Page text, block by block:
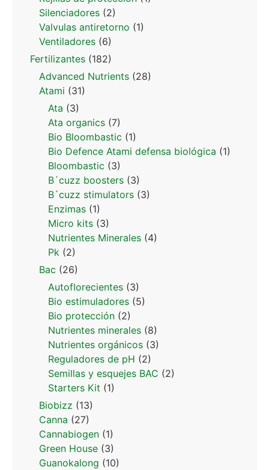
Silenciadores (2)
Valvulas antiretorno (1)
Ventiladores (6)
Fertilizantes (182)
Advanced Nutrients (28)
Atami (31)
Ata (3)
Ata organics (7)
Bio Bloombastic (1)
Bio Defence Atami defensa biológica (1)
Bloombastic (3)
B´cuzz boosters (3)
B´cuzz stimulators (3)
Enzimas (1)
Micro kits (3)
Nutrientes Minerales (4)
Pk (2)
Bac (26)
Autoflorecientes (3)
Bio estimuladores (5)
Bio protección (2)
Nutrientes minerales (8)
Nutrientes orgánicos (3)
Reguladores de pH (2)
Semillas y esquejes BAC (2)
Starters Kit (1)
Biobizz (13)
Canna (27)
Cannabiogen (1)
Green House (3)
Guanokalong (10)